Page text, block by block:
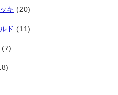
キ (20)
ド (11)
(7)